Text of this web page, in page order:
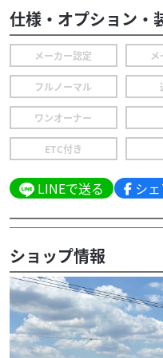
仕様・オプション・
メーカー認定
フルノーマル
ワンオーナー
ETC付き
LINEで送る シ
ショップ情報